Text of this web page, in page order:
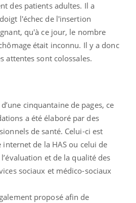
des patients adultes. Il a
l'échec de l'insertion
qu'à ce jour, le nombre
était inconnu. Il y a donc
attentes sont colossales.
cinquantaine de pages, ce
a été élaboré par des
de santé. Celui-ci est
de la HAS ou celui de
et de la qualité des
sociaux et médico-sociaux
proposé afin de